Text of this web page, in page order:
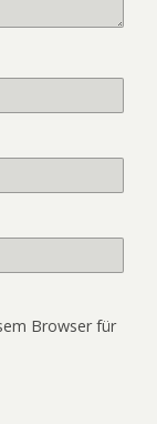
Browser für